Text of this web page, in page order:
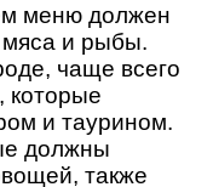
меню должен
мяса и рыбы.
чаще всего
которые
и таурином.
должны
также